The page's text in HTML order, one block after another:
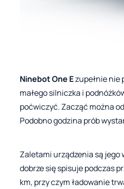
Ninebot One Ezupełnie nie
małego silniczka i
poćwiczyć. Zacząć można
Podobno godzina prób
Zaletami urządzenia są jego
dobrze się spisuje podczas
km, przy czym ładowanie